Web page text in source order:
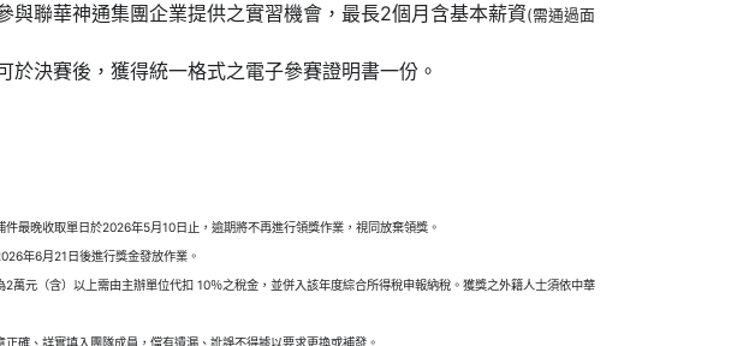
與聯華神通集團企業提供之實習機會，最長2個月含基本薪資(需通過面
於決賽後，獲得統一格式之電子參賽證明書一份。
最晚收取單日於2026年5月10日止，逾期將不再進行領獎作業，視同放棄領獎。
年6月21日後進行獎金發放作業。
萬元（含）以上需由主辦單位代扣 10％之稅金，並併入該年度綜合所得稅申報納稅。獲獎之外籍人士須依中華
確、詳實填入團隊成員，儅有遺漏、訛誤不得據以要求更換或補發。